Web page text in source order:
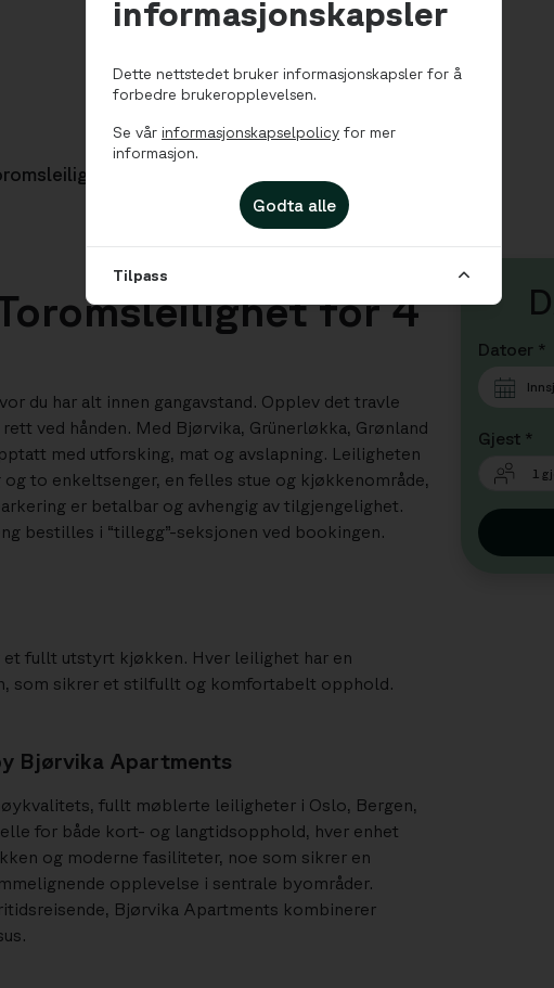
for 4
for 4
du har alt innen gangavstand. Opplev det travle
ved hånden. Med Bjørvika, Grünerløkka, Grønland
med utforsking, mat og avslapning. Leiligheten
to enkeltsenger, en felles stue og kjøkkenområde,
er betalbar og avhengig av tilgjengelighet.
bestilles i “tillegg”-seksjonen ved bookingen.
fullt utstyrt kjøkken. Hver leilighet har en
som sikrer et stilfullt og komfortabelt opphold.
Bjørvika Apartments
fullt møblerte leiligheter i Oslo, Bergen,
for både kort- og langtidsopphold, hver enhet
og moderne fasiliteter, noe som sikrer en
opplevelse i sentrale byområder.
Bjørvika Apartments kombinerer
D
Datoer *
Gjest *
informasjonskapsler
Dette nettstedet bruker informasjonskapsler for å
forbedre brukeropplevelsen.
Se vår informasjonskapselpolicy for mer
informasjon.
Godta alle
Tilpass